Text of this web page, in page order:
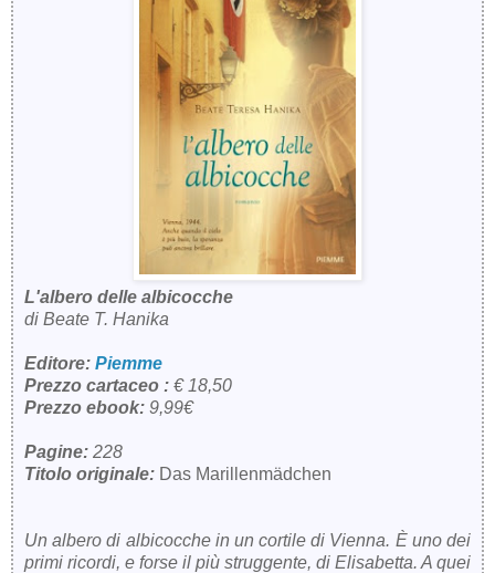
L'albero delle albicocche
di Beate T. Hanika
Editore: Piemme
Prezzo cartaceo : € 18,50
Prezzo ebook: 9,99€
Pagine: 228
Titolo originale: Das Marillenmädchen
Un albero di albicocche in un cortile di Vienna. È uno dei
primi ricordi, e forse il più struggente, di Elisabetta. A quei